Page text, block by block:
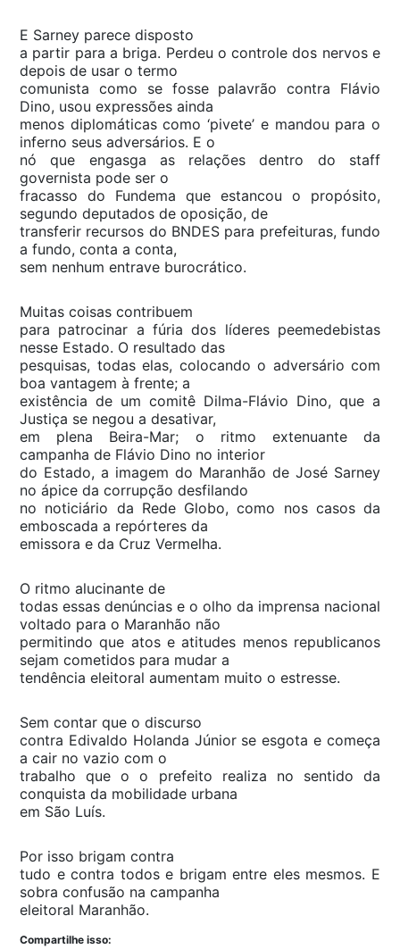
E Sarney parece disposto
a partir para a briga. Perdeu o controle dos nervos e
depois de usar o termo
comunista como se fosse palavrão contra Flávio
Dino, usou expressões ainda
menos diplomáticas como ‘pivete’ e mandou para o
inferno seus adversários. E o
nó que engasga as relações dentro do staff
governista pode ser o
fracasso do Fundema que estancou o propósito,
segundo deputados de oposição, de
transferir recursos do BNDES para prefeituras, fundo
a fundo, conta a conta,
sem nenhum entrave burocrático.
Muitas coisas contribuem
para patrocinar a fúria dos líderes peemedebistas
nesse Estado. O resultado das
pesquisas, todas elas, colocando o adversário com
boa vantagem à frente; a
existência de um comitê Dilma-Flávio Dino, que a
Justiça se negou a desativar,
em plena Beira-Mar; o ritmo extenuante da
campanha de Flávio Dino no interior
do Estado, a imagem do Maranhão de José Sarney
no ápice da corrupção desfilando
no noticiário da Rede Globo, como nos casos da
emboscada a repórteres da
emissora e da Cruz Vermelha.
O ritmo alucinante de
todas essas denúncias e o olho da imprensa nacional
voltado para o Maranhão não
permitindo que atos e atitudes menos republicanos
sejam cometidos para mudar a
tendência eleitoral aumentam muito o estresse.
Sem contar que o discurso
contra Edivaldo Holanda Júnior se esgota e começa
a cair no vazio com o
trabalho que o o prefeito realiza no sentido da
conquista da mobilidade urbana
em São Luís.
Por isso brigam contra
tudo e contra todos e brigam entre eles mesmos. E
sobra confusão na campanha
eleitoral Maranhão.
Compartilhe isso: